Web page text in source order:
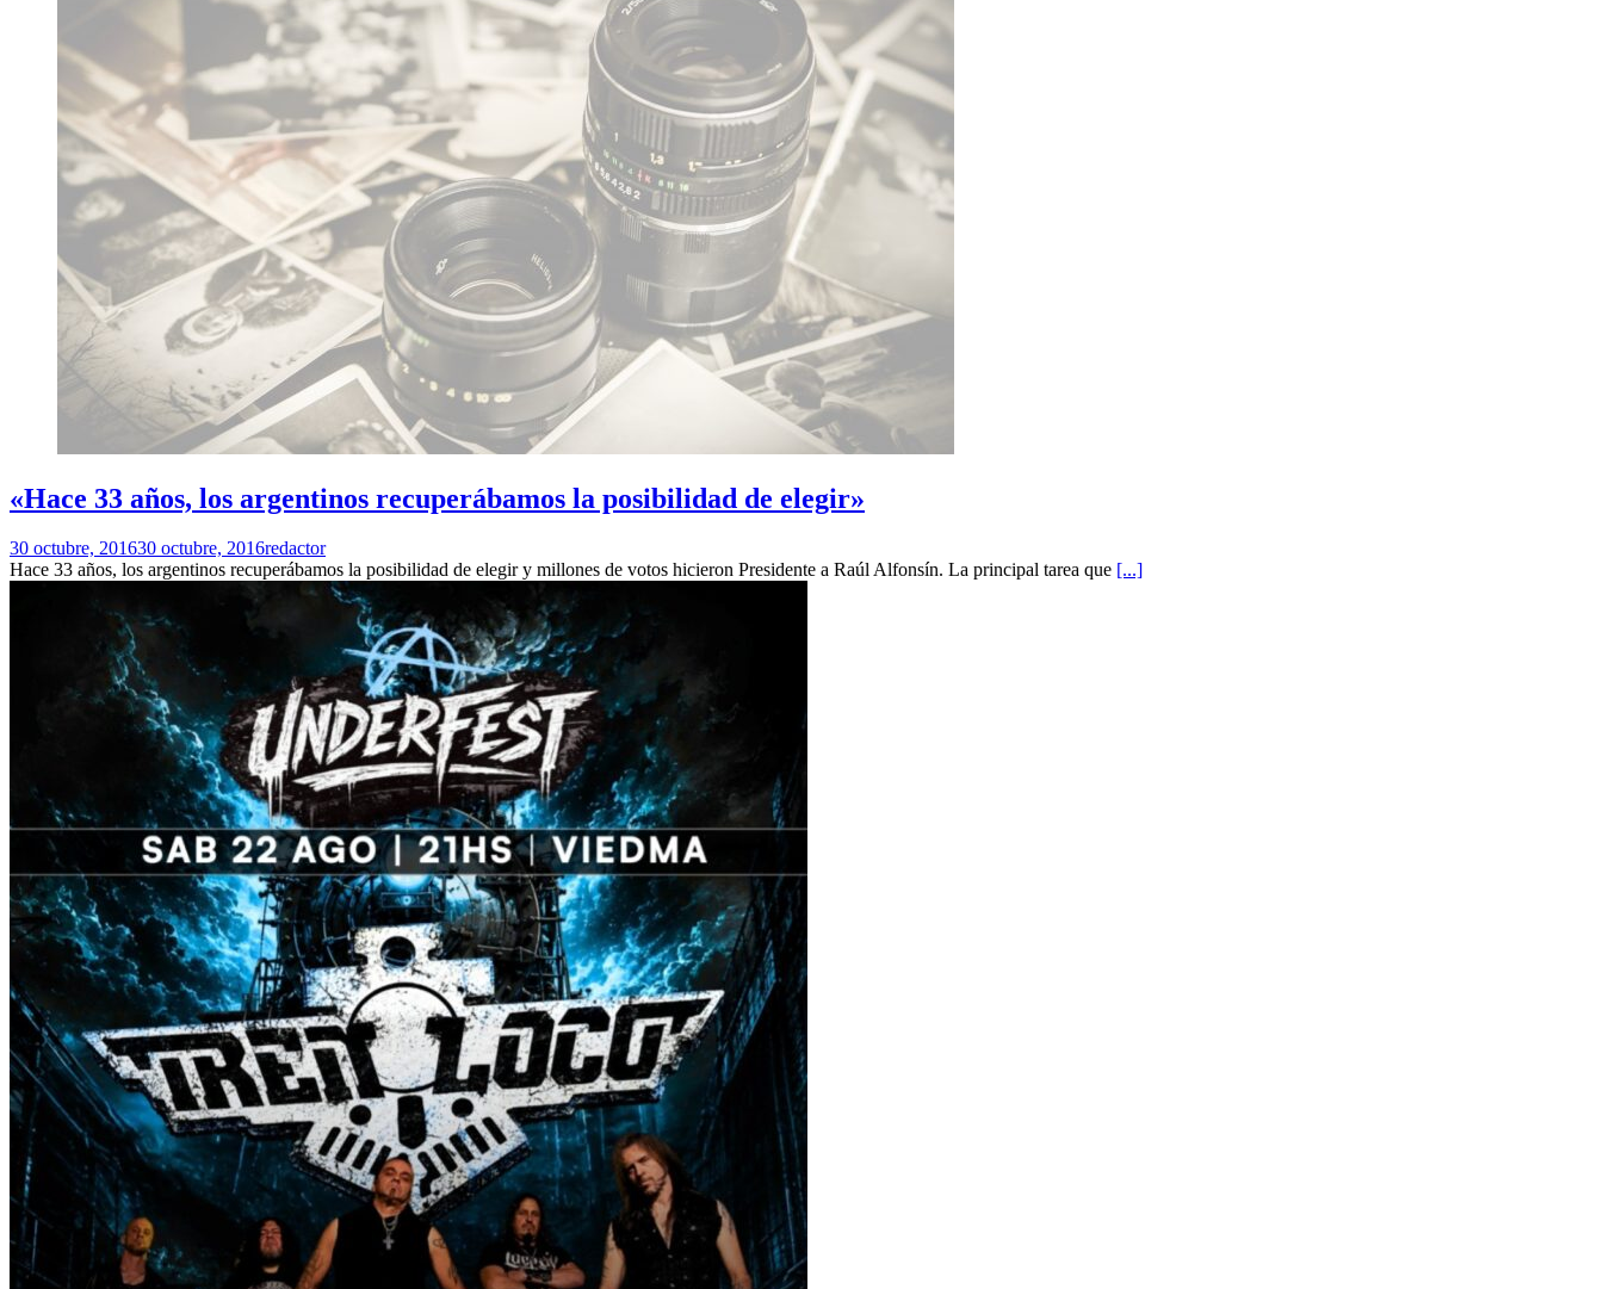
«Hace 33 años, los argentinos recuperábamos la posibilidad de elegir»
30 octubre, 201630 octubre, 2016redactor
Hace 33 años, los argentinos recuperábamos la posibilidad de elegir y millones de votos hicieron Presidente a Raúl Alfonsín. La principal tarea que [...]